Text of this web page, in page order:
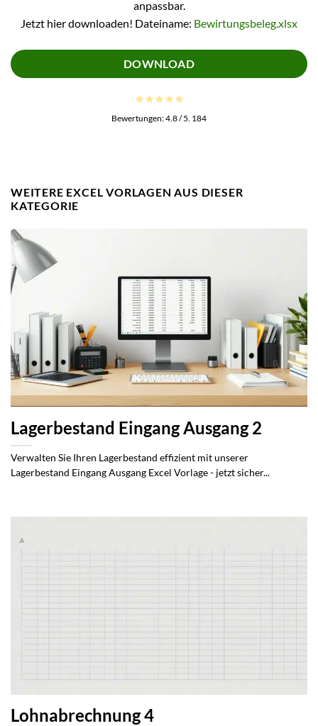
anpassbar.
Jetzt hier downloaden! Dateiname: Bewirtungsbeleg.xlsx
DOWNLOAD
Bewertungen:4.8/ 5. 184
WEITERE EXCEL VORLAGEN AUS DIESER
KATEGORIE
Lagerbestand Eingang Ausgang 2
Verwalten Sie Ihren Lagerbestand effizient mit unserer
Lagerbestand Eingang Ausgang Excel Vorlage - jetzt sicher...
Lohnabrechnung 4